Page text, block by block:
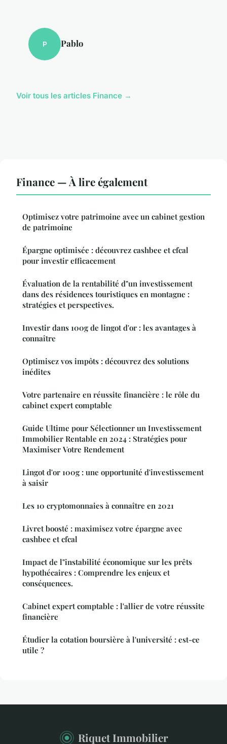
P Pablo
Voir tous les articles Finance →
Finance — À lire également
Optimisez votre patrimoine avec un cabinet gestion
de patrimoine
Épargne optimisée : découvrez cashbee et cfcal
pour investir efficacement
Évaluation de la rentabilité d"un investissement
dans des résidences touristiques en montagne :
stratégies et perspectives.
Investir dans 100g de lingot d'or : les avantages à
connaître
Optimisez vos impôts : découvrez des solutions
inédites
Votre partenaire en réussite financière : le rôle du
cabinet expert comptable
Guide Ultime pour Sélectionner un Investissement
Immobilier Rentable en 2024 : Stratégies pour
Maximiser Votre Rendement
Lingot d'or 100g : une opportunité d'investissement
à saisir
Les 10 cryptomonnaies à connaître en 2021
Livret boosté : maximisez votre épargne avec
cashbee et cfcal
Impact de l"instabilité économique sur les prêts
hypothécaires : Comprendre les enjeux et
conséquences.
Cabinet expert comptable : l'allier de votre réussite
financière
Étudier la cotation boursière à l'université : est-ce
utile ?
Riquet Immobilier